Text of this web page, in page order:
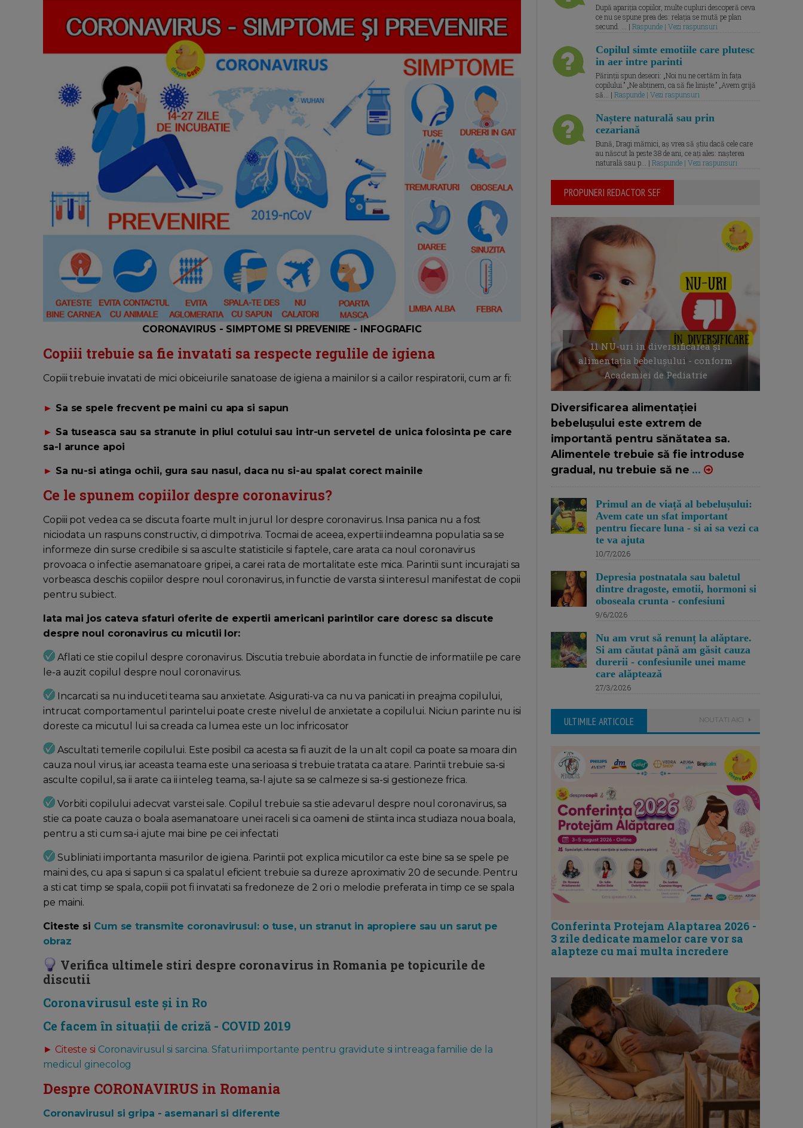
CORONAVIRUS - SIMPTOME SI PREVENIRE - INFOGRAFIC
Copiii trebuie sa fie invatati sa respecte regulile de igiena
Copiii trebuie invatati de mici obiceiurile sanatoase de igiena a mainilor si a cailor respiratorii, cum ar fi:
► Sa se spele frecvent pe maini cu apa si sapun
► Sa tuseasca sau sa stranute in pliul cotului sau intr-un servetel de unica folosinta pe care
sa-l arunce apoi
► Sa nu-si atinga ochii, gura sau nasul, daca nu si-au spalat corect mainile
Ce le spunem copiilor despre coronavirus?
Copiii pot vedea ca se discuta foarte mult in jurul lor despre coronavirus. Insa panica nu a fost
niciodata un raspuns constructiv, ci dimpotriva. Tocmai de aceea, expertii indeamna populatia sa se
informeze din surse credibile si sa asculte statisticile si faptele, care arata ca noul coronavirus
provoaca o infectie asemanatoare gripei, a carei rata de mortalitate este mica. Parintii sunt incurajati sa
vorbeasca deschis copiilor despre noul coronavirus, in functie de varsta si interesul manifestat de copii
pentru subiect.
Iata mai jos cateva sfaturi oferite de expertii americani parintilor care doresc sa discute
despre noul coronavirus cu micutii lor:
Aflati ce stie copilul despre coronavirus. Discutia trebuie abordata in functie de informatiile pe care
le-a auzit copilul despre noul coronavirus.
Incarcati sa nu induceti teama sau anxietate. Asigurati-va ca nu va panicati in preajma copilului,
intrucat comportamentul parintelui poate creste nivelul de anxietate a copilului. Niciun parinte nu isi
doreste ca micutul lui sa creada ca lumea este un loc infricosator
Ascultati temerile copilului. Este posibil ca acesta sa fi auzit de la un alt copil ca poate sa moara din
cauza noul virus, iar aceasta teama este una serioasa si trebuie tratata ca atare. Parintii trebuie sa-si
asculte copilul, sa ii arate ca ii inteleg teama, sa-l ajute sa se calmeze si sa-si gestioneze frica.
Vorbiti copilului adecvat varstei sale. Copilul trebuie sa stie adevarul despre noul coronavirus, sa
stie ca poate cauza o boala asemanatoare unei raceli si ca oamenii de stiinta inca studiaza noua boala,
pentru a sti cum sa-i ajute mai bine pe cei infectati
Subliniati importanta masurilor de igiena. Parintii pot explica micutilor ca este bine sa se spele pe
maini des, cu apa si sapun si ca spalatul eficient trebuie sa dureze aproximativ 20 de secunde. Pentru
a sti cat timp se spala, copiii pot fi invatati sa fredoneze de 2 ori o melodie preferata in timp ce se spala
pe maini.
Citeste si Cum se transmite coronavirusul: o tuse, un stranut in apropiere sau un sarut pe
obraz
Verifica ultimele stiri despre coronavirus in Romania pe topicurile de
discutii
Coronavirusul este și in Ro
Ce facem în situații de criză - COVID 2019
► Citeste si Coronavirusul si sarcina. Sfaturi importante pentru gravidute si intreaga familie de la
medicul ginecolog
Despre CORONAVIRUS in Romania
Coronavirusul si gripa - asemanari si diferente
După apariția copiilor, multe cupluri descoperă ceva
ce nu se spune prea des: relația se mută pe plan
secund. ... | Raspunde | Vezi raspunsuri
Copilul simte emotiile care plutesc
in aer intre parinti
Părinții spun deseori: „Noi nu ne certăm în fața
copilului.” „Ne abținem, ca să fie liniște.” „Avem grijă
să... | Raspunde | Vezi raspunsuri
Naștere naturală sau prin
cezariană
Bună, Dragi mămici, aș vrea să știu dacă cele care
au născut la peste 38 de ani, ce ați ales: nașterea
naturală sau p... | Raspunde | Vezi raspunsuri
PROPUNERI REDACTOR SEF
11 NU-uri in diversificarea și
alimentația bebelușului - conform
Academiei de Pediatrie
Diversificarea alimentației
bebelușului este extrem de
importantă pentru sănătatea sa.
Alimentele trebuie să fie introduse
gradual, nu trebuie să ne ...
Primul an de viață al bebelușului:
Avem cate un sfat important
pentru fiecare luna - si ai sa vezi ca
te va ajuta
10/7/2026
Depresia postnatala sau baletul
dintre dragoste, emotii, hormoni si
oboseala crunta - confesiuni
9/6/2026
Nu am vrut să renunț la alăptare.
Si am căutat până am găsit cauza
durerii - confesiunile unei mame
care alăptează
27/3/2026
ULTIMILE ARTICOLE NOUTATI AICI
Conferinta Protejam Alaptarea 2026 -
3 zile dedicate mamelor care vor sa
alapteze cu mai multa incredere